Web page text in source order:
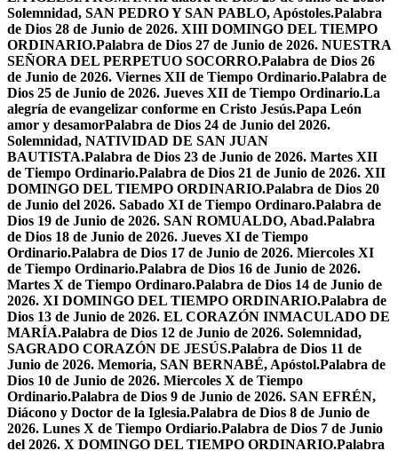
Solemnidad, SAN PEDRO Y SAN PABLO, Apóstoles.Palabra
de Dios 28 de Junio de 2026. XIII DOMINGO DEL TIEMPO
ORDINARIO.Palabra de Dios 27 de Junio de 2026. NUESTRA
SEÑORA DEL PERPETUO SOCORRO.Palabra de Dios 26
de Junio de 2026. Viernes XII de Tiempo Ordinario.Palabra de
Dios 25 de Junio de 2026. Jueves XII de Tiempo Ordinario.La
alegría de evangelizar conforme en Cristo Jesús.Papa León
amor y desamorPalabra de Dios 24 de Junio del 2026.
Solemnidad, NATIVIDAD DE SAN JUAN
BAUTISTA.Palabra de Dios 23 de Junio de 2026. Martes XII
de Tiempo Ordinario.Palabra de Dios 21 de Junio de 2026. XII
DOMINGO DEL TIEMPO ORDINARIO.Palabra de Dios 20
de Junio del 2026. Sabado XI de Tiempo Ordinaro.Palabra de
Dios 19 de Junio de 2026. SAN ROMUALDO, Abad.Palabra
de Dios 18 de Junio de 2026. Jueves XI de Tiempo
Ordinario.Palabra de Dios 17 de Junio de 2026. Miercoles XI
de Tiempo Ordinario.Palabra de Dios 16 de Junio de 2026.
Martes X de Tiempo Ordinaro.Palabra de Dios 14 de Junio de
2026. XI DOMINGO DEL TIEMPO ORDINARIO.Palabra de
Dios 13 de Junio de 2026. EL CORAZÓN INMACULADO DE
MARÍA.Palabra de Dios 12 de Junio de 2026. Solemnidad,
SAGRADO CORAZÓN DE JESÚS.Palabra de Dios 11 de
Junio de 2026. Memoria, SAN BERNABÉ, Apóstol.Palabra de
Dios 10 de Junio de 2026. Miercoles X de Tiempo
Ordinario.Palabra de Dios 9 de Junio de 2026. SAN EFRÉN,
Diácono y Doctor de la Iglesia.Palabra de Dios 8 de Junio de
2026. Lunes X de Tiempo Ordiario.Palabra de Dios 7 de Junio
del 2026. X DOMINGO DEL TIEMPO ORDINARIO.Palabra